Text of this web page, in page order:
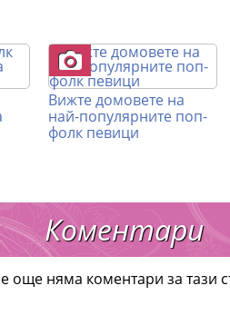
Вижте домовете на
най-популярните поп-
фолк певици
Коментари
още няма коментари за тази